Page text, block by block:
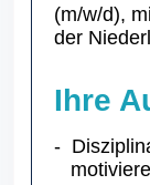
(m/w/d),
der
Ihre